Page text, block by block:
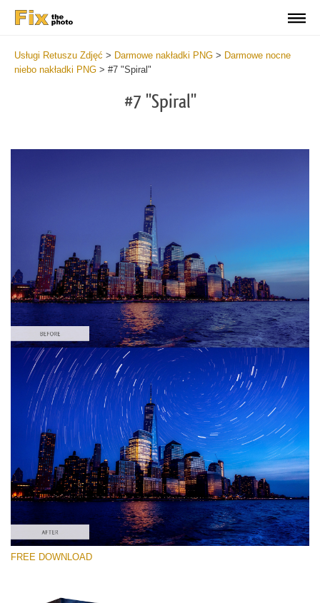
Usługi Retuszu Zdjęć > Darmowe nakładki PNG > Darmowe nocne
niebo nakładki PNG > #7 "Spiral"
#7 "Spiral"
Proszę wybrać
Free PNG Overlay #7
Small 800*533px
Night Sky
(40 Overlays)
Large 6000*4000px
(347 Overlays)
FREE DOWNLOAD